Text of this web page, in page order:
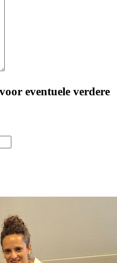
eventuele verdere